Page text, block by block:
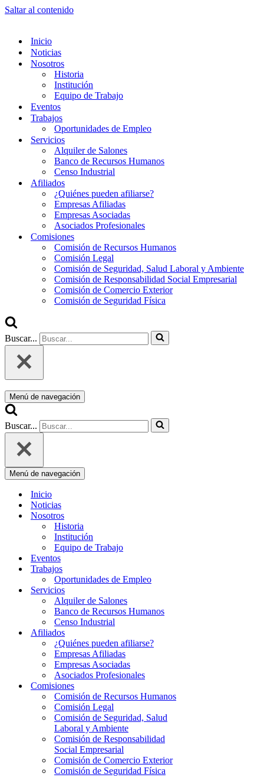
Saltar al contenido
Inicio
Noticias
Nosotros
Historia
Institución
Equipo de Trabajo
Eventos
Trabajos
Oportunidades de Empleo
Servicios
Alquiler de Salones
Banco de Recursos Humanos
Censo Industrial
Afiliados
¿Quiénes pueden afiliarse?
Empresas Afiliadas
Empresas Asociadas
Asociados Profesionales
Comisiones
Comisión de Recursos Humanos
Comisión Legal
Comisión de Seguridad, Salud Laboral y Ambiente
Comisión de Responsabilidad Social Empresarial
Comisión de Comercio Exterior
Comisión de Seguridad Física
Buscar...
Menú de navegación
Buscar...
Menú de navegación
Inicio
Noticias
Nosotros
Historia
Institución
Equipo de Trabajo
Eventos
Trabajos
Oportunidades de Empleo
Servicios
Alquiler de Salones
Banco de Recursos Humanos
Censo Industrial
Afiliados
¿Quiénes pueden afiliarse?
Empresas Afiliadas
Empresas Asociadas
Asociados Profesionales
Comisiones
Comisión de Recursos Humanos
Comisión Legal
Comisión de Seguridad, Salud
Laboral y Ambiente
Comisión de Responsabilidad
Social Empresarial
Comisión de Comercio Exterior
Comisión de Seguridad Física